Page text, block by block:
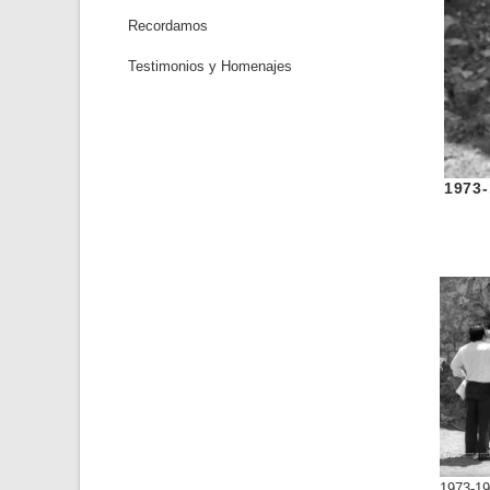
Recordamos
Testimonios y Homenajes